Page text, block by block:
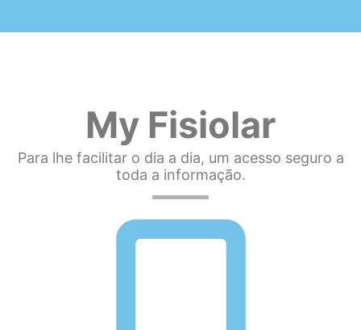
My Fisiolar
Para lhe facilitar o dia a dia, um acesso seguro a
toda a informação.